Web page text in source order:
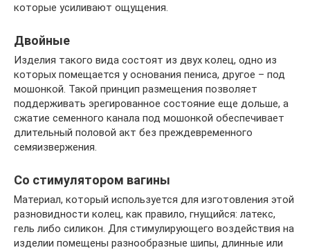
которые усиливают ощущения.
Двойные
Изделия такого вида состоят из двух колец, одно из
которых помещается у основания пениса, другое – под
мошонкой. Такой принцип размещения позволяет
поддерживать эрегированное состояние еще дольше, а
сжатие семенного канала под мошонкой обеспечивает
длительный половой акт без преждевременного
семяизвержения.
Со стимулятором вагины
Материал, который используется для изготовления этой
разновидности колец, как правило, гнущийся: латекс,
гель либо силикон. Для стимулирующего воздействия на
изделии помещены разнообразные шипы, длинные или